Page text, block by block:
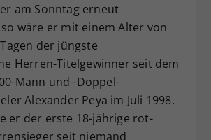
am Sonntag erneut
wäre er mit einem Alter von
der jüngste
Herren-Titelgewinner seit dem
Mann und -Doppel-
Alexander Peya im Juli 1998.
er der erste 18-jährige rot-
seit niemand